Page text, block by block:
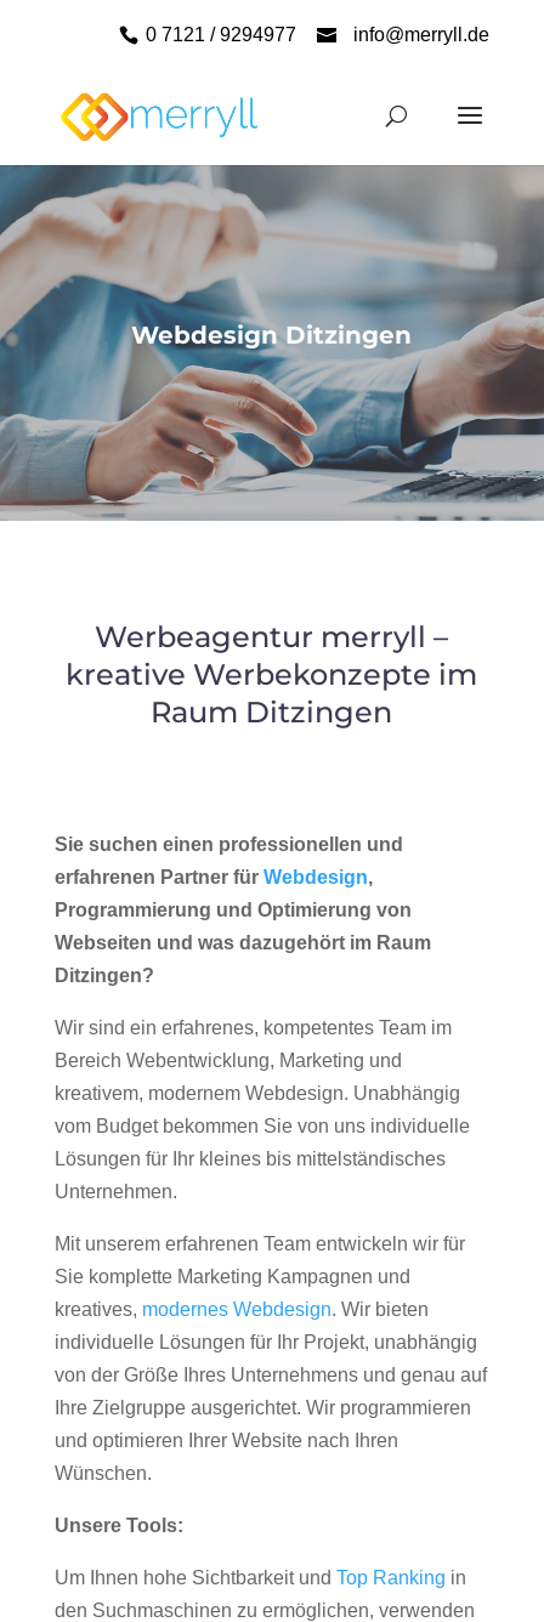
0 7121 / 9294977 info@merryll.de
Webdesign Ditzingen
Werbeagentur merryll –
kreative Werbekonzepte im
Raum Ditzingen
Sie suchen einen professionellen und
erfahrenen Partner für Webdesign,
Programmierung und Optimierung von
Webseiten und was dazugehört im Raum
Ditzingen?
Wir sind ein erfahrenes, kompetentes Team im
Bereich Webentwicklung, Marketing und
kreativem, modernem Webdesign. Unabhängig
vom Budget bekommen Sie von uns individuelle
Lösungen für Ihr kleines bis mittelständisches
Unternehmen.
Mit unserem erfahrenen Team entwickeln wir für
Sie komplette Marketing Kampagnen und
kreatives, modernes Webdesign. Wir bieten
individuelle Lösungen für Ihr Projekt, unabhängig
von der Größe Ihres Unternehmens und genau auf
Ihre Zielgruppe ausgerichtet. Wir programmieren
und optimieren Ihrer Website nach Ihren
Wünschen.
Unsere Tools:
Um Ihnen hohe Sichtbarkeit und Top Ranking in
den Suchmaschinen zu ermöglichen, verwenden